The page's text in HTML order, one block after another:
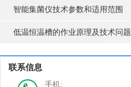
智能集菌仪技术参数和适用范围
低温恒温槽的作业原理及技术问题
联系信息
手机: